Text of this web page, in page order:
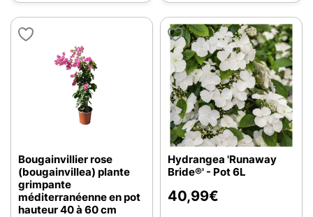
Bougainvillier rose
(bougainvillea) plante
grimpante
méditerranéenne en pot
hauteur 40 à 60 cm
Hydrangea 'Runaway
Bride®' - Pot 6L
40,99€